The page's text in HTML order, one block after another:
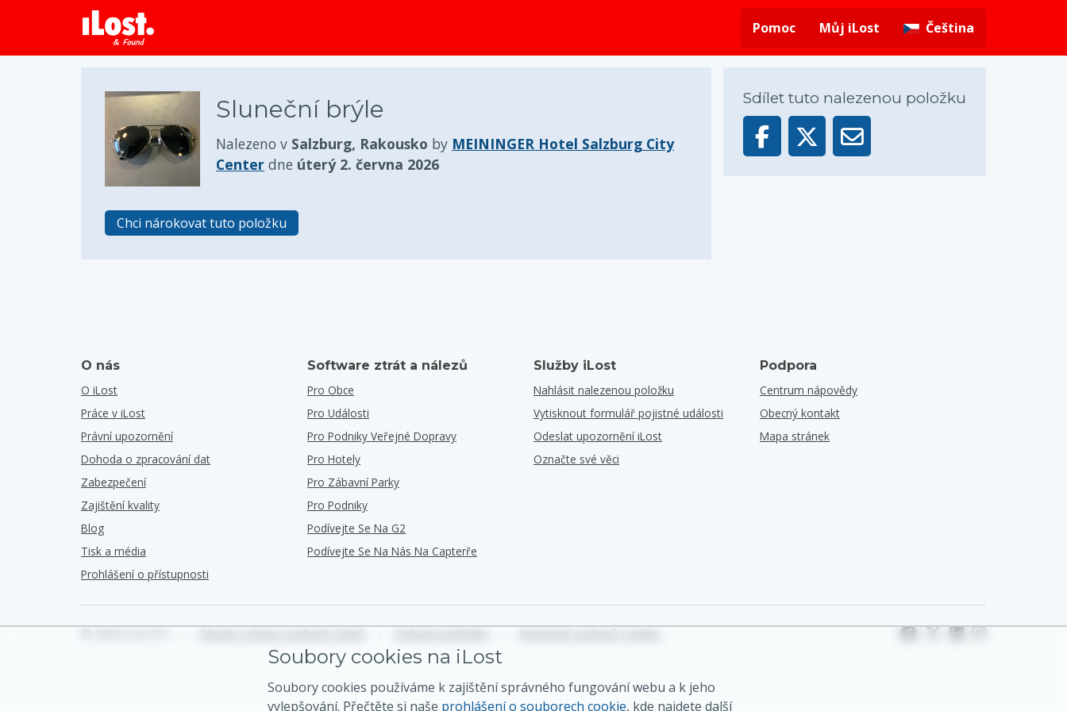
Pomoc
Můj iLost Čeština
Sluneční brýle
Nalezeno v Salzburg, Rakousko by MEININGER Hotel Salzburg City
Center dne úterý 2. června 2026
Chci nárokovat tuto položku
Sdílet tuto nalezenou položku
O nás
O iLost
Práce v iLost
Právní upozornění
Dohoda o zpracování dat
Zabezpečení
Zajištění kvality
Blog
Tisk a média
Prohlášení o přístupnosti
Software ztrát a nálezů
Pro Obce
Pro Události
Pro Podniky Veřejné Dopravy
Pro Hotely
Pro Zábavní Parky
Pro Podniky
Podívejte Se Na G2
Podívejte Se Na Nás Na Capterře
Služby iLost
Nahlásit nalezenou položku
Vytisknout formulář pojistné události
Odeslat upozornění iLost
Označte své věci
Podpora
Centrum nápovědy
Obecný kontakt
Mapa stránek
© 2026 iLost B.V. Zásady ochrany osobních údajů Smluvní podmínky Nastavení souborů cookies
Soubory cookies na iLost
Soubory cookies používáme k zajištění správného fungování webu a k jeho
vylepšování. Přečtěte si naše prohlášení o souborech cookie, kde najdete další